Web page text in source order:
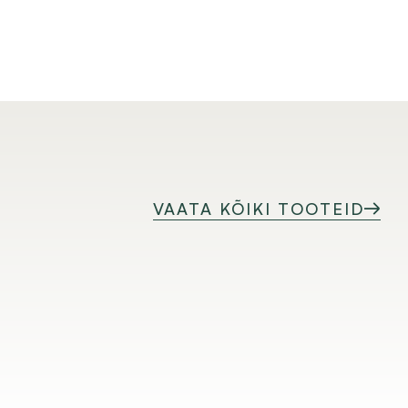
VAATA KÕIKI TOOTEID